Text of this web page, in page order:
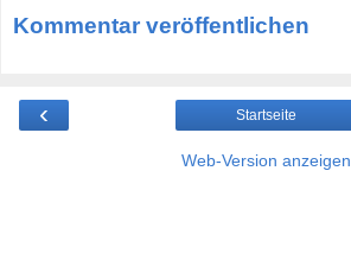
Kommentar veröffentlichen
‹ Startseite
Web-Version anzeigen